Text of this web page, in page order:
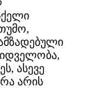
ასევე
არის